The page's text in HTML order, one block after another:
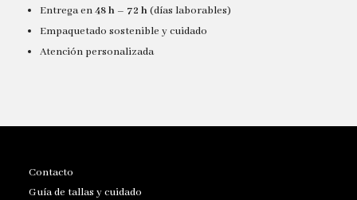
Entrega en48 h – 72 h(días laborables)
Empaquetado sostenible y cuidado
Atención personalizada
Contacto
Guía de tallas y cuidado